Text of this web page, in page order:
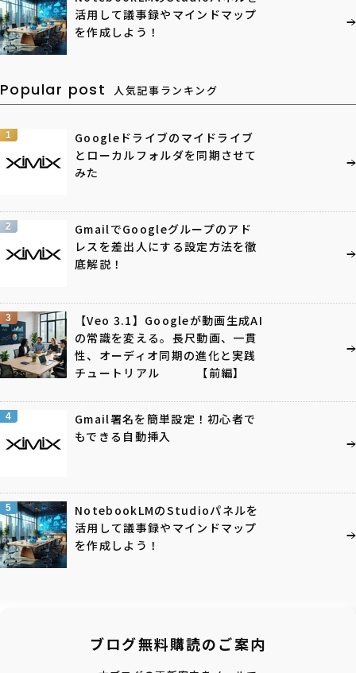
活用して議事録やマインドマップ
を作成しよう！
Popular post 人気記事ランキング
1
Googleドライブのマイドライブ
とローカルフォルダを同期させて
みた
2
GmailでGoogleグループのアド
レスを差出人にする設定方法を徹
底解説！
3
【Veo 3.1】Googleが動画生成AI
の常識を変える。長尺動画、一貫
性、オーディオ同期の進化と実践
チュートリアル 【前編】
4
Gmail署名を簡単設定！初心者で
もできる自動挿入
5
NotebookLMのStudioパネルを
活用して議事録やマインドマップ
を作成しよう！
ブログ無料購読のご案内